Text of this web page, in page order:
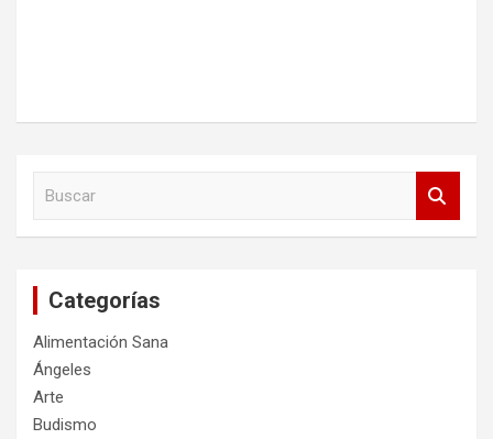
Categorías
Alimentación Sana
Ángeles
Arte
Budismo